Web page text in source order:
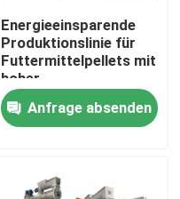
Energieeinsparende
Produktionslinie für
Futtermittelpellets mit
hoher
Automatisierung mit
22 kW Hauptleistung
für effiziente
Anfrage absenden